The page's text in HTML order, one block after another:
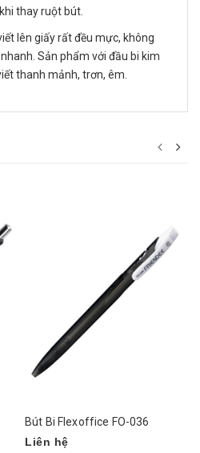
thay ruột bút.
lên giấy rất đều mực, không
Sản phẩm với đầu bi kim
thanh mảnh, trơn, êm.
Bút Bi Flexoffice FO-036
Liên hệ